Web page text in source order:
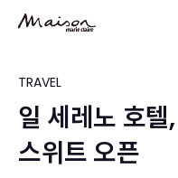
content
TRAVEL
일 세레노 호텔
스위트 오픈